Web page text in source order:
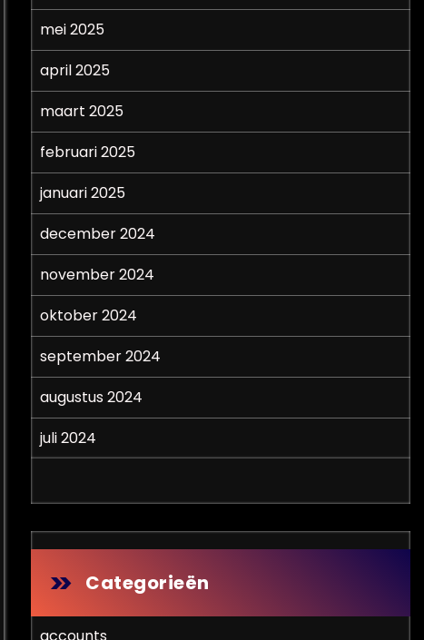
mei 2025
april 2025
maart 2025
februari 2025
januari 2025
december 2024
november 2024
oktober 2024
september 2024
augustus 2024
juli 2024
Categorieën